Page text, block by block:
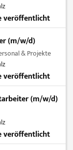
veröffentlicht
(m/w/d)
& Projekte
veröffentlicht
(m/w/d)
veröffentlicht